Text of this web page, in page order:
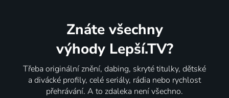
Znáte všechny
výhody Lepší.TV?
Třeba originální znění, dabing, skryté titulky, dětské
a divácké profily, celé seriály, rádia nebo rychlost
přehrávání. A to zdaleka není všechno.